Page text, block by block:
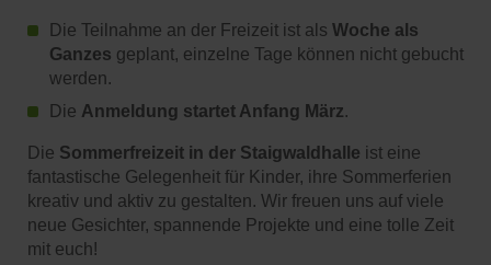
Die Teilnahme an der Freizeit ist als Woche als
Ganzes geplant, einzelne Tage können nicht gebucht
werden.
Die Anmeldung startet Anfang März.
Die Sommerfreizeit in der Staigwaldhalle ist eine
fantastische Gelegenheit für Kinder, ihre Sommerferien
kreativ und aktiv zu gestalten. Wir freuen uns auf viele
neue Gesichter, spannende Projekte und eine tolle Zeit
mit euch!